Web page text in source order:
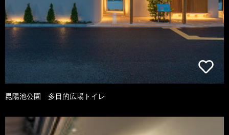
昆陽池公園 多目的広場トイレ